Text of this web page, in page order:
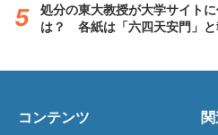
処分の東大教授が大学サイト
は？ 各紙は「六四天安門」
コンテンツ 関